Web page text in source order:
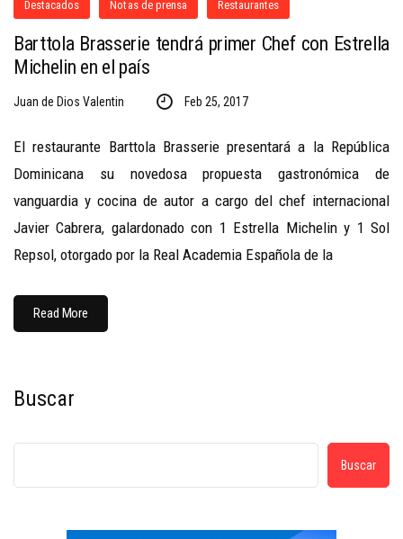
Destacados Notas de prensa Restaurantes
Barttola Brasserie tendrá primer Chef con Estrella
Michelin en el país
Juan de Dios Valentin Feb 25, 2017
El restaurante Barttola Brasserie presentará a la República
Dominicana su novedosa propuesta gastronómica de
vanguardia y cocina de autor a cargo del chef internacional
Javier Cabrera, galardonado con 1 Estrella Michelin y 1 Sol
Repsol, otorgado por la Real Academia Española de la
Read More
Buscar
Buscar